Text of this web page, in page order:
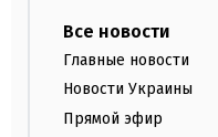
Все новости
Главные новости
Новости Украины
Прямой эфир